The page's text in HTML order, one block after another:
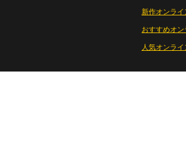
新作オンライ
おすすめオ
人気オンラ